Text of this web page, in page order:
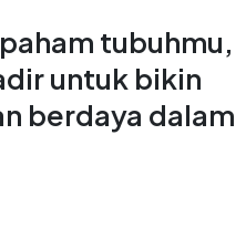
tubuhmu,
untuk bikin
berdaya dalam